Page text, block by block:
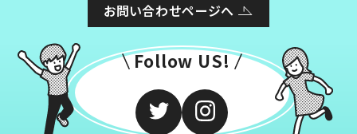
お問い合わせページへ
Follow US!